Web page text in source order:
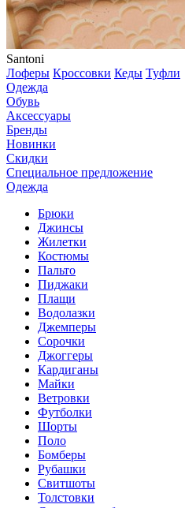
Santoni
Лоферы Кроссовки Кеды Туфли
Одежда
Обувь
Аксессуары
Бренды
Новинки
Скидки
Специальное предложение
Одежда
Брюки
Джинсы
Жилетки
Костюмы
Пальто
Пиджаки
Плащи
Водолазки
Джемперы
Сорочки
Джоггеры
Кардиганы
Майки
Ветровки
Футболки
Шорты
Поло
Бомберы
Рубашки
Свитшоты
Толстовки